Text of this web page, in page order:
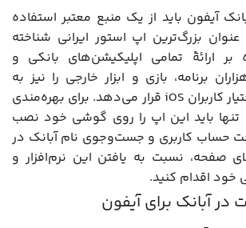
آیفون باید از یک منبع معتبر استفاده
بزرگ‌ترین اپ استور ایرانی شناخته
ارائۀ تمامی اپلیکیشن‌های بانکی و
برنامه، بازی و ابزار خارجی را نیز به
صورت رایگان در اختیار کاربران iOS قرار می‌دهد. برای بهره‌مندی
باید این اپ را روی گوشی خود نصب
حساب کاربری و جست‌وجوی نام آبانک در
صفحه، نسبت به یافتن این نرم‌افزار و
اقدام کنید.
در آبانک برای آیفون